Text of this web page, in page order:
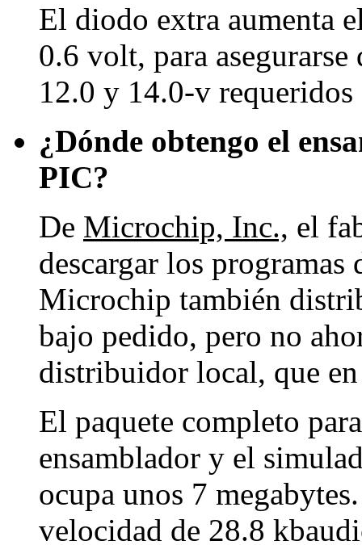
El diodo extra aumenta
0.6 volt, para asegurarse
12.0 y 14.0-v
¿Dónde obtengo el
PIC?
De Microchip, Inc., el
descargar los
Microchip también
bajo pedido, pero no
distribuidor local, que
El paquete completo
ensamblador y el
ocupa unos 7
velocidad de 28.8